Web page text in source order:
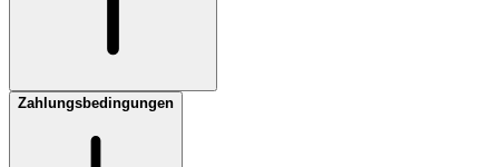
Zahlungsbedingungen